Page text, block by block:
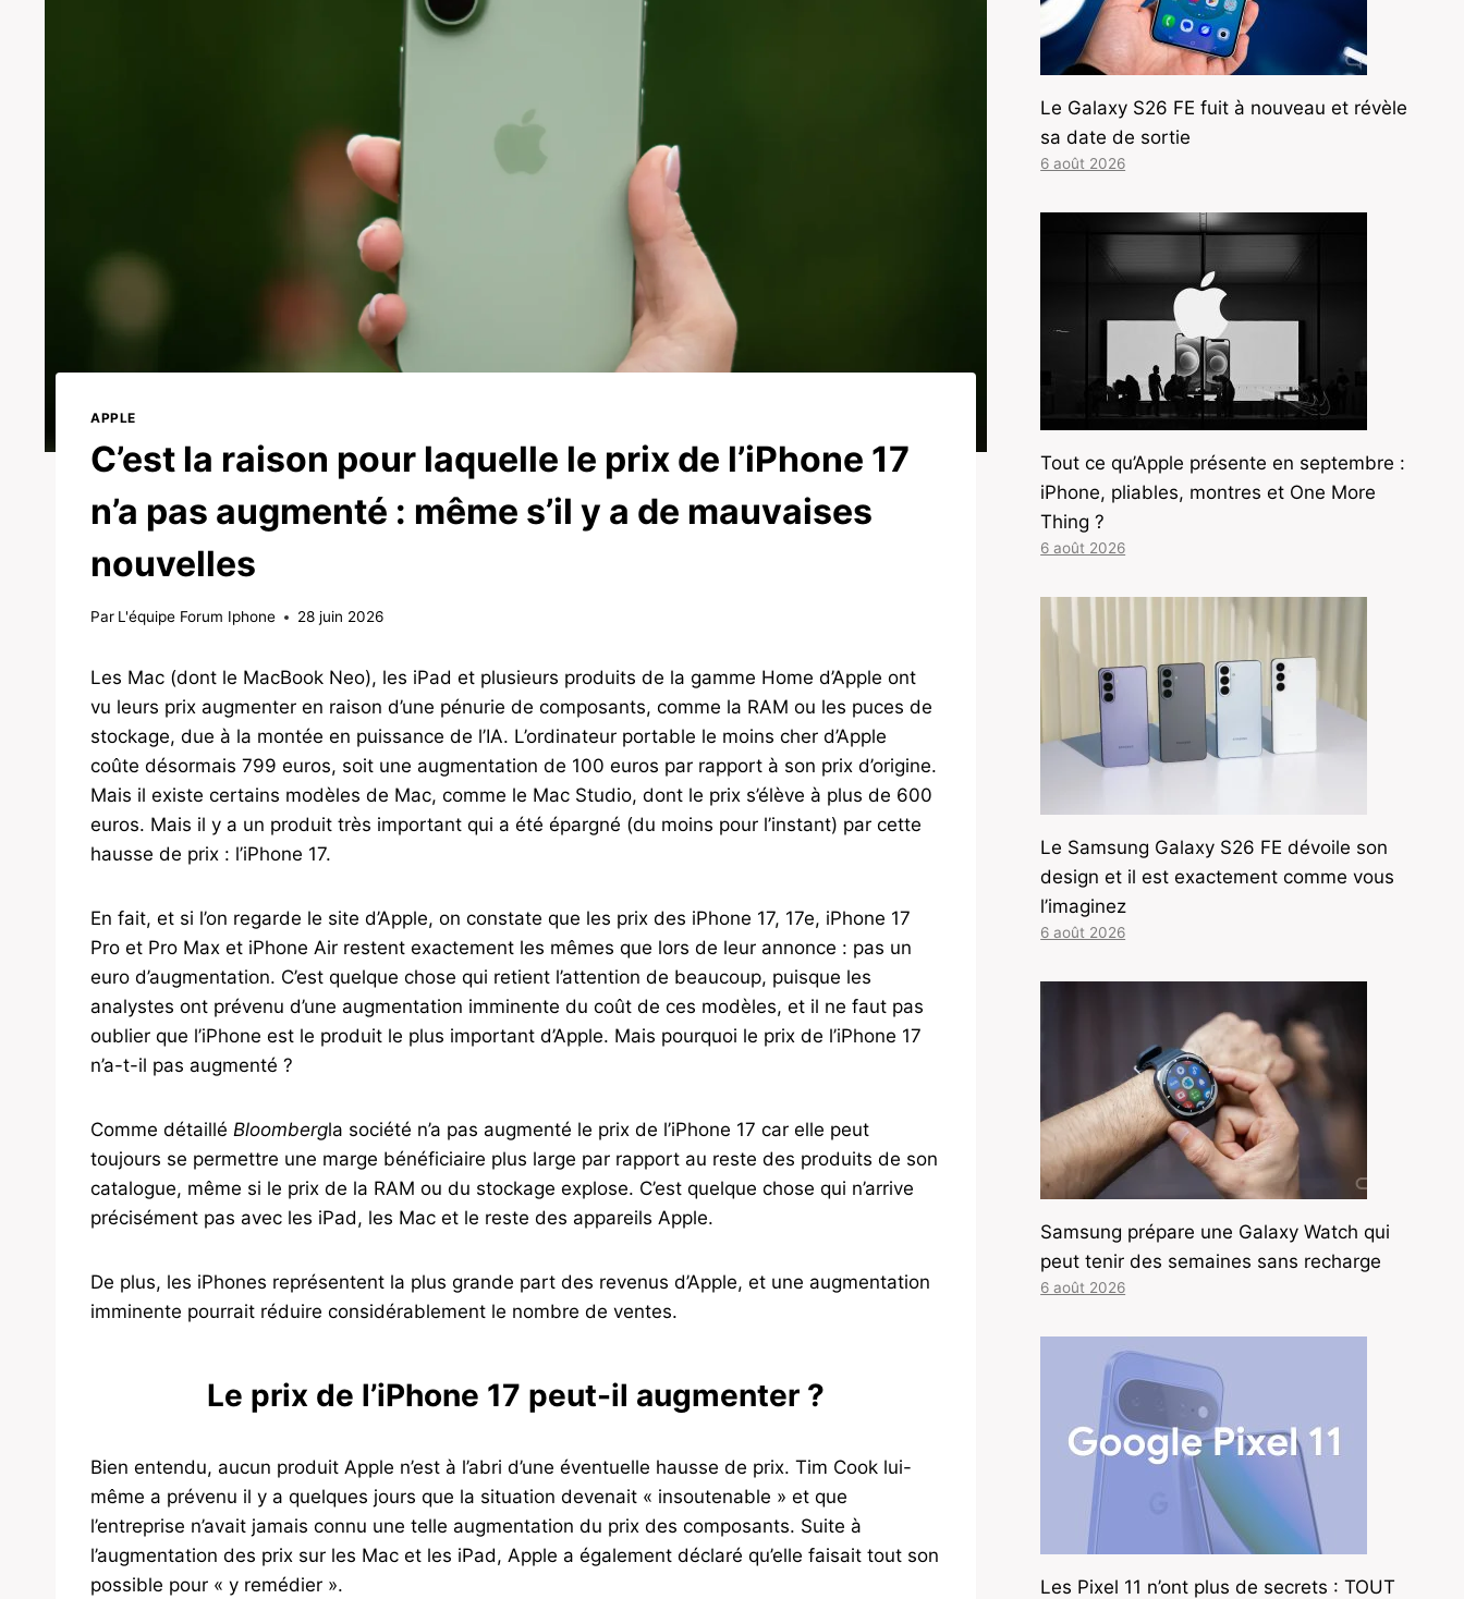
APPLE
C’est la raison pour laquelle le prix de l’iPhone 17
n’a pas augmenté : même s’il y a de mauvaises
nouvelles
Par L'équipe Forum Iphone 28 juin 2026
Les Mac (dont le MacBook Neo), les iPad et plusieurs produits de la gamme Home d’Apple ont
vu leurs prix augmenter en raison d’une pénurie de composants, comme la RAM ou les puces de
stockage, due à la montée en puissance de l’IA. L’ordinateur portable le moins cher d’Apple
coûte désormais 799 euros, soit une augmentation de 100 euros par rapport à son prix d’origine.
Mais il existe certains modèles de Mac, comme le Mac Studio, dont le prix s’élève à plus de 600
euros. Mais il y a un produit très important qui a été épargné (du moins pour l’instant) par cette
hausse de prix : l’iPhone 17.
En fait, et si l’on regarde le site d’Apple, on constate que les prix des iPhone 17, 17e, iPhone 17
Pro et Pro Max et iPhone Air restent exactement les mêmes que lors de leur annonce : pas un
euro d’augmentation. C’est quelque chose qui retient l’attention de beaucoup, puisque les
analystes ont prévenu d’une augmentation imminente du coût de ces modèles, et il ne faut pas
oublier que l’iPhone est le produit le plus important d’Apple. Mais pourquoi le prix de l’iPhone 17
n’a-t-il pas augmenté ?
Comme détaillé Bloombergla société n’a pas augmenté le prix de l’iPhone 17 car elle peut
toujours se permettre une marge bénéficiaire plus large par rapport au reste des produits de son
catalogue, même si le prix de la RAM ou du stockage explose. C’est quelque chose qui n’arrive
précisément pas avec les iPad, les Mac et le reste des appareils Apple.
De plus, les iPhones représentent la plus grande part des revenus d’Apple, et une augmentation
imminente pourrait réduire considérablement le nombre de ventes.
Le prix de l’iPhone 17 peut-il augmenter ?
Bien entendu, aucun produit Apple n’est à l’abri d’une éventuelle hausse de prix. Tim Cook lui-
même a prévenu il y a quelques jours que la situation devenait « insoutenable » et que
l’entreprise n’avait jamais connu une telle augmentation du prix des composants. Suite à
l’augmentation des prix sur les Mac et les iPad, Apple a également déclaré qu’elle faisait tout son
possible pour « y remédier ».
Le Galaxy S26 FE fuit à nouveau et révèle
sa date de sortie
6 août 2026
Tout ce qu’Apple présente en septembre :
iPhone, pliables, montres et One More
Thing ?
6 août 2026
Le Samsung Galaxy S26 FE dévoile son
design et il est exactement comme vous
l’imaginez
6 août 2026
Samsung prépare une Galaxy Watch qui
peut tenir des semaines sans recharge
6 août 2026
Les Pixel 11 n’ont plus de secrets : TOUT